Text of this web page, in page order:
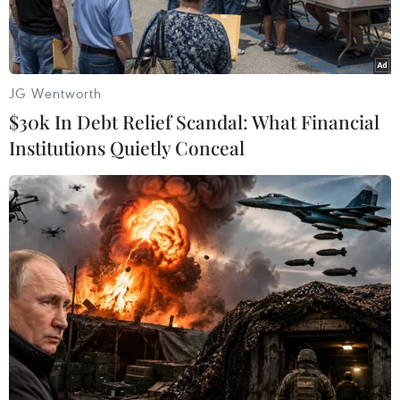
Các bác sỹ Bệnh viện Quốc tế City Thành phố Hồ Chí Minh
thăm khám cho bệnh nhân Oum Sokunm. (Ảnh: TTXVN phát)
Bác sỹ Đào Thị Mỹ Vân, Phó Giám đốc Bệnh viện
Quốc tế City Thành phố Hồ Chí Minh cho biết
ngày 22/5, các bác sỹ đã cứu sống một bệnh
JG Wentworth
$30k In Debt Relief Scandal: What Financial
Institutions Quietly Conceal